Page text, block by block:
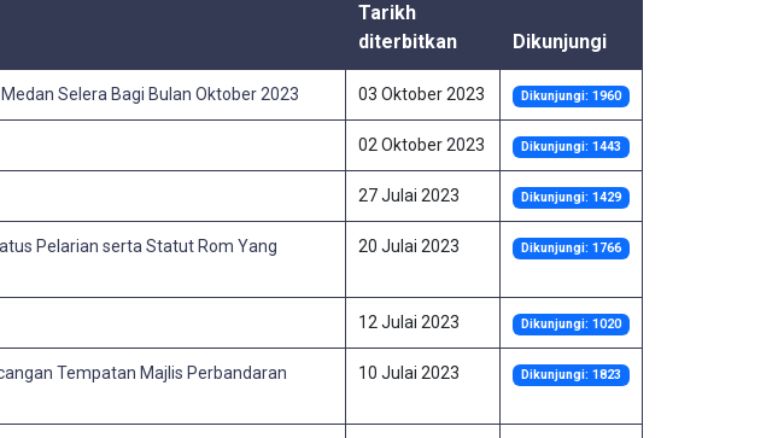
Tarikh
diterbitkan
Dikunjungi
Selera Bagi Bulan Oktober 2023 03 Oktober 2023 Dikunjungi: 1960
02 Oktober 2023 Dikunjungi: 1443
27 Julai 2023 Dikunjungi: 1429
Pelarian serta Statut Rom Yang
20 Julai 2023 Dikunjungi: 1766
12 Julai 2023 Dikunjungi: 1020
Tempatan Majlis Perbandaran
10 Julai 2023 Dikunjungi: 1823